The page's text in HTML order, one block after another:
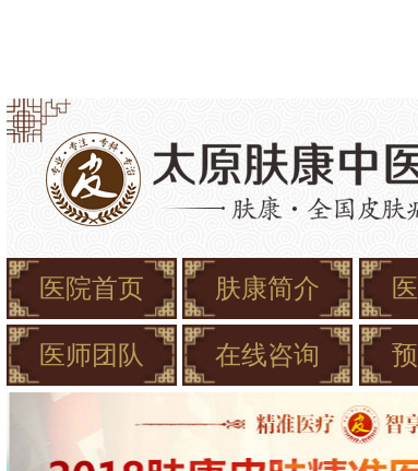
医院首页 肤康简介
医师团队 在线咨询